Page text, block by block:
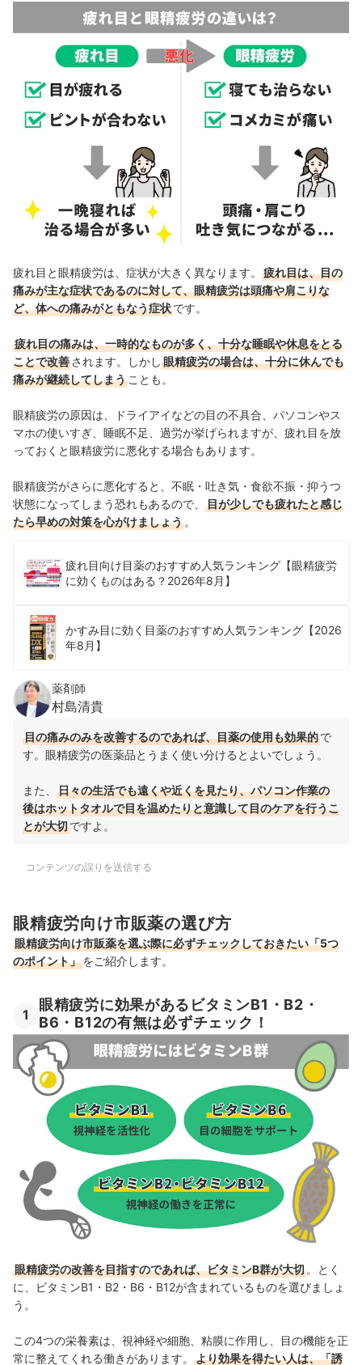
疲れ目の改善法やツボはあるの？
眼精疲労以外に気になる症状がある人におすすめの医薬品もチェック
▼目薬のカテゴリ一覧▼
眼精疲労向け市販薬の売れ筋ランキングもチェック！
疲れ目と眼精疲労は、症状が大きく異なります。
疲れ目は、目の
痛みが主な症状であるのに対して、眼精疲労は頭痛や肩こりな
ど、体への痛みがともなう症状です。
疲れ目の痛みは、一時的なものが多く、十分な睡眠や休息をとる
ことで改善されます。しかし 眼精疲労の場合は、十分に休んでも
痛みが継続してしまう ことも。
眼精疲労の原因は、ドライアイなどの目の不具合、パソコンやス
マホの使いすぎ、睡眠不足、過労が挙げられますが、疲れ目を放
っておくと眼精疲労に悪化する場合もあります。
眼精疲労がさらに悪化すると、不眠・吐き気・食欲不振・抑うつ
状態になってしまう恐れもあるので、
目が少しでも疲れたと感じ
たら早めの対策を心がけましょう 。
疲れ目向け目薬のおすすめ人気ランキング【眼精疲労
に効くものはある？2026年8月】
かすみ目に効く目薬のおすすめ人気ランキング【2026
年8月】
薬剤師
村島清貴
目の痛みのみを改善するのであれば、目薬の使用も効果的で
す。眼精疲労の医薬品とうまく使い分けるとよいでしょう。
また、
日々の生活でも遠くや近くを見たり、パソコン作業の
後はホットタオルで目を温めたりと意識して目のケアを行うこ
とが大切ですよ。
コンテンツの誤りを送信する
眼精疲労向け市販薬の選び方
眼精疲労向け市販薬を選ぶ際に必ずチェックしておきたい「5つ
のポイント」をご紹介します。
1
眼精疲労に効果があるビタミンB1・B2・
B6・B12の有無は必ずチェック！
眼精疲労の改善を目指すのであれば、ビタミンB群が大切 。とく
に、ビタミンB1・B2・B6・B12が含まれているものを選びましょ
う。
この4つの栄養素は、視神経や細胞、粘膜に作用し、目の機能を正
常に整えてくれる働きがあります。
より効果を得たい人は、「誘